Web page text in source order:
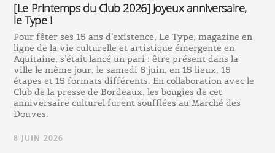
[Le Printemps du Club 2026] Joyeux anniversaire,
le Type !
Pour fêter ses 15 ans d’existence, Le Type, magazine en
ligne de la vie culturelle et artistique émergente en
Aquitaine, s’était lancé un pari : être présent dans la
ville le même jour, le samedi 6 juin, en 15 lieux, 15
étapes et 15 formats différents. En collaboration avec le
Club de la presse de Bordeaux, les bougies de cet
anniversaire culturel furent soufflées au Marché des
Douves.
8 JUIN 2026